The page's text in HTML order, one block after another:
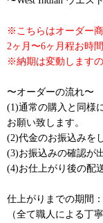
※こちらはオーダー
2ヶ月〜6ヶ月程お時
※納期は変動します
〜オーダーの流れ〜
(1)通常の購入と同様
お願い致します。
(2)代金のお振込みを
(3)お振込みの確認が
(4)お仕上がり後の配
仕上がりまでの期間
（全て職人による丁